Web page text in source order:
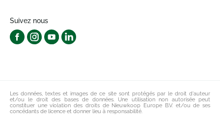
Suivez nous
Les données, textes et images de ce site sont protégés par le droit d'auteur
et/ou le droit des bases de données. Une utilisation non autorisée peut
constituer une violation des droits de Nieuwkoop Europe B.V. et/ou de ses
concédants de licence et donner lieu à responsabilité.